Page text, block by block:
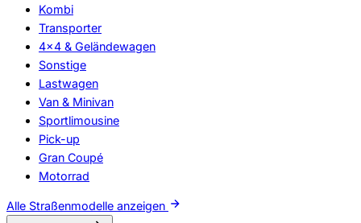
Kombi
Transporter
4x4 & Geländewagen
Sonstige
Lastwagen
Van & Minivan
Sportlimousine
Pick-up
Gran Coupé
Motorrad
Alle Straßenmodelle anzeigen